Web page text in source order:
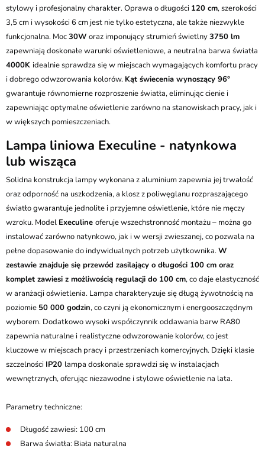
stylowy i profesjonalny charakter. Oprawa o długości 120 cm, szerokości
3,5 cm i wysokości 6 cm jest nie tylko estetyczna, ale także niezwykle
funkcjonalna. Moc30W oraz imponujący strumień świetlny3750 lm
zapewniają doskonałe warunki oświetleniowe, a neutralna barwa światła
4000K idealnie sprawdza się w miejscach wymagających komfortu pracy
i dobrego odwzorowania kolorów. Kąt świecenia wynoszący 96°
gwarantuje równomierne rozproszenie światła, eliminując cienie i
zapewniając optymalne oświetlenie zarówno na stanowiskach pracy, jak i
w większych pomieszczeniach.
Lampa liniowa Execuline - natynkowa
lub wisząca
Solidna konstrukcja lampy wykonana z aluminium zapewnia jej trwałość
oraz odporność na uszkodzenia, a klosz z poliwęglanu rozpraszającego
światło gwarantuje jednolite i przyjemne oświetlenie, które nie męczy
wzroku. Model Execuline oferuje wszechstronność montażu – można go
instalować zarówno natynkowo, jak i w wersji zwieszanej, co pozwala na
pełne dopasowanie do indywidualnych potrzeb użytkownika.W
zestawie znajduje się przewód zasilający o długości 100 cm oraz
komplet zawiesi z możliwością regulacji do 100 cm, co daje elastyczność
w aranżacji oświetlenia. Lampa charakteryzuje się długą żywotnością na
poziomie 50 000 godzin, co czyni ją ekonomicznym i energooszczędnym
wyborem. Dodatkowo wysoki współczynnik oddawania barw RA80
zapewnia naturalne i realistyczne odwzorowanie kolorów, co jest
kluczowe w miejscach pracy i przestrzeniach komercyjnych. Dzięki klasie
szczelności IP20 lampa doskonale sprawdzi się w instalacjach
wewnętrznych, oferując niezawodne i stylowe oświetlenie na lata.
Parametry techniczne:
Długość zawiesi: 100 cm
Barwa światła: Biała naturalna